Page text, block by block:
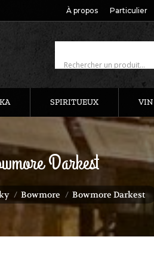
À propos Particulier
SPIRITUEUX VIN
Darkest
Bowmore Bowmore Darkest